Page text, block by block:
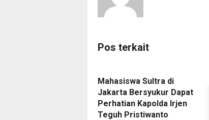
Pos terkait
Mahasiswa Sultra di
Jakarta Bersyukur Dapat
Perhatian Kapolda Irjen
Teguh Pristiwanto